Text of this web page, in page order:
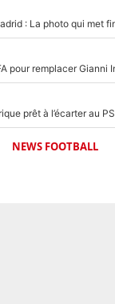
: La photo qui met
NEWS FOOTBALL